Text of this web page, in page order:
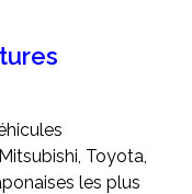
Toyota,
les plus